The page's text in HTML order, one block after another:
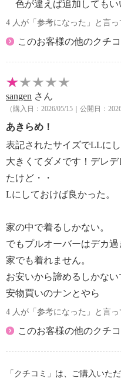
・ポケット：なし
【素材】
【メンテナンス（絵表示
・手洗い：可
・漂白処理：塩素系・酸
・タンブル乾燥：不可
・自然乾燥：日陰の吊り
・ドライクリーニング：
・ウエットクリーニング
【メンテナンス（ケアラ
・長時間照射による変退
・単品洗い
・水や汗などによる色落
・素材の特性上、多少の
・毛玉が生じるおそれあ
・過度な力をかけない
・ネット使用
【原産国（地）】
・中国製
＜タンクトップＰＯ※色
・裾スリット：なし
色が違えば追加してもい
4 人が「参考になった」と言っ
このお客様の他のクチ
sangen さん
（購入日：2026/05/15｜公開日：
あきらめ！
表記されたサイズでLLに
大きくてダメです！デレ
たけど・・
Lにしておけば良かった。
家の中で着るしかない。
でもプルオーバーはデカ過
家でも着れません。
お安いから諦めるしかない
安物買いのナンとやら
4 人が「参考になった」と言っ
このお客様の他のクチ
「クチコミ」は、ご購入いた